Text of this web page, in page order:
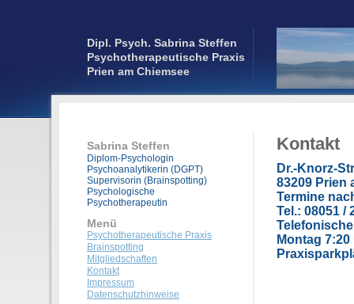
Dipl. Psych. Sabrina Steffen
Psychotherapeutische Praxis
Prien am Chiemsee
Kontakt
Dr.-Knorz-
83209 Prien
Termine
Tel.: 08051 /
Montag
Sabrina Steffen
Diplom-Psychologin
Psychoanalytikerin (DGPT)
Supervisorin (Brainspotting)
Psychologische
Psychotherapeutin
Menü
Psychotherapeutische Praxis
Brainspotting
Mitgliedschaften
Kontakt
Impressum
Datenschutzhinweise